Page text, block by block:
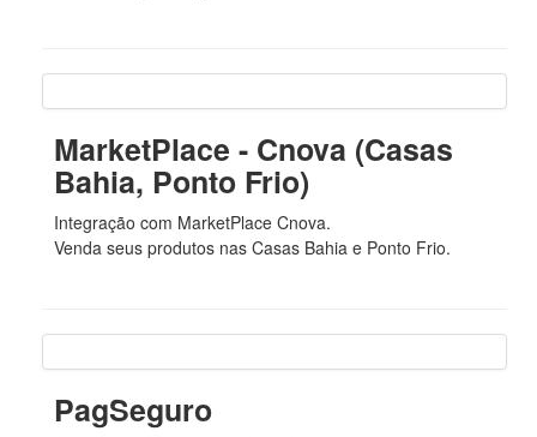
MarketPlace - Cnova (Casas
Bahia, Ponto Frio)
Integração com MarketPlace Cnova.
Venda seus produtos nas Casas Bahia e Ponto Frio.
PagSeguro